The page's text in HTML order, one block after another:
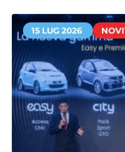
15 LUG 2026